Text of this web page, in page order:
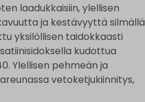
laadukkaisiin, ylellisen
ja kestävyyttä silmällä
yksilöllisen taidokkaasti
kudottua
Ylellisen pehmeän ja
vetoketjukiinnitys,